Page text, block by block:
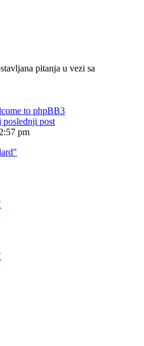
pitanja u vezi sa
to phpBB3
poslednji post
pm